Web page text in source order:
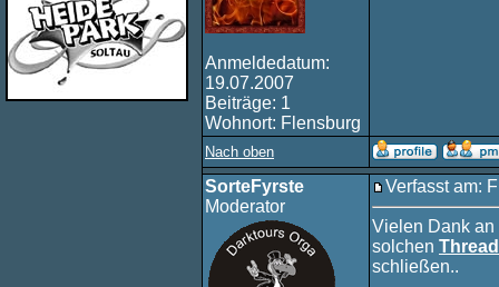
Anmeldedatum:
19.07.2007
Beiträge: 1
Wohnort: Flensburg
Nach oben
SorteFyrste
Moderator
Verfasst am:
Vielen Dank an
solchen Thread
schließen..